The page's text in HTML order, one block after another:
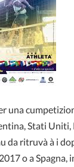
una
Stati Uniti,
da ritruvà à i
o a